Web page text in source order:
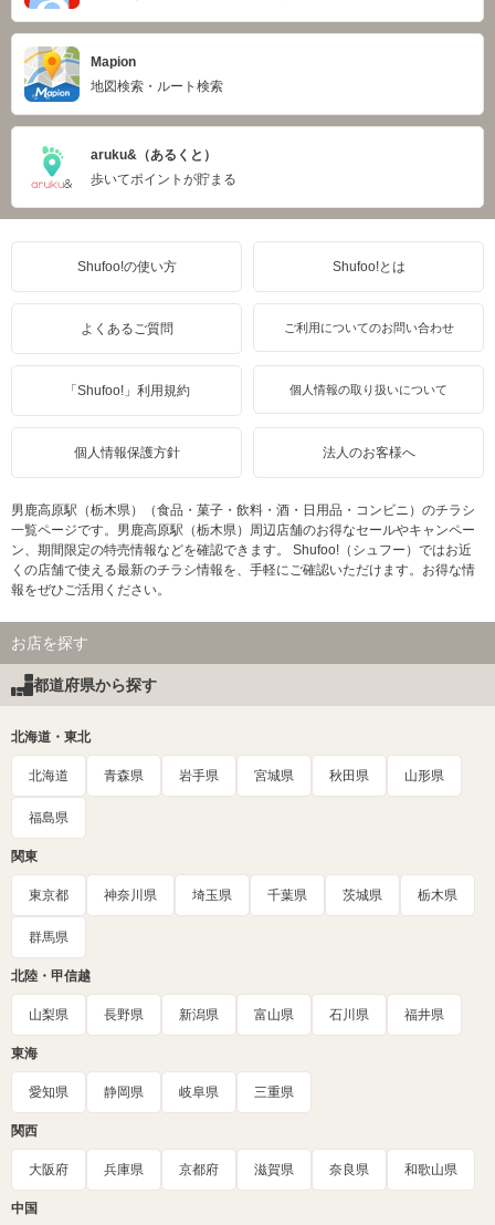
Mapion
地図検索・ルート検索
aruku&（あるくと）
歩いてポイントが貯まる
Shufoo!の使い方 Shufoo!とは
よくあるご質問 ご利用についてのお問い合わせ
「Shufoo!」利用規約 個人情報の取り扱いについて
個人情報保護方針 法人のお客様へ
男鹿高原駅（栃木県）（食品・菓子・飲料・酒・日用品・コンビニ）のチラシ
一覧ページです。男鹿高原駅（栃木県）周辺店舗のお得なセールやキャンペー
ン、期間限定の特売情報などを確認できます。 Shufoo!（シュフー）ではお近
くの店舗で使える最新のチラシ情報を、手軽にご確認いただけます。お得な情
報をぜひご活用ください。
お店を探す
都道府県から探す
北海道・東北
北海道 青森県 岩手県 宮城県 秋田県 山形県
福島県
関東
東京都 神奈川県 埼玉県 千葉県 茨城県 栃木県
群馬県
北陸・甲信越
山梨県 長野県 新潟県 富山県 石川県 福井県
東海
愛知県 静岡県 岐阜県 三重県
関西
大阪府 兵庫県 京都府 滋賀県 奈良県 和歌山県
中国